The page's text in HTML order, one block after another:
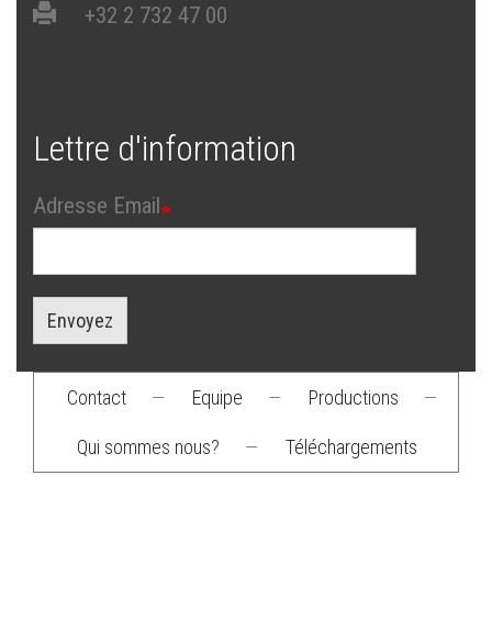
+32 2 732 47 00
Lettre d'information
Adresse Email
Envoyez
Footer
menu
Contact — Equipe — Productions —
Qui sommes nous? — Téléchargements